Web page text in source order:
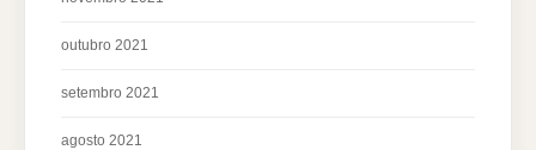
outubro 2021
setembro 2021
agosto 2021